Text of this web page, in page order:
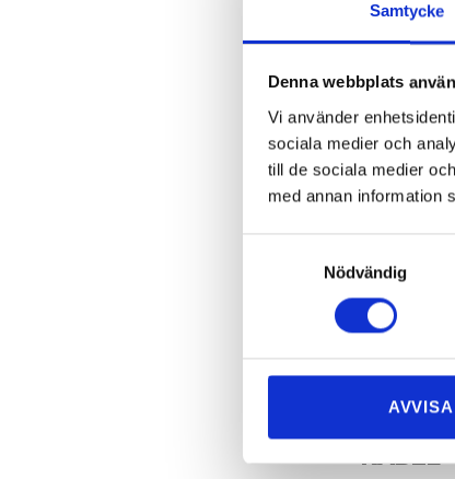
Samtycke
Denna webbplats
Vi använder
sociala medier och
till de sociala medier
med annan information
Nödvändig
AVVISA
HUR VI
Koppar,
C13 till
För mer